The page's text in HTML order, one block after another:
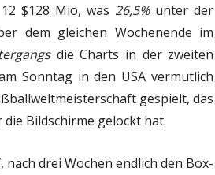
$128 Mio, was 26,5%unter der
dem gleichen Wochenende im
die Charts in der zweiten
Sonntag in den USA vermutlich
gespielt, das
Bildschirme gelockt hat.
, nach drei Wochen endlich den Box-